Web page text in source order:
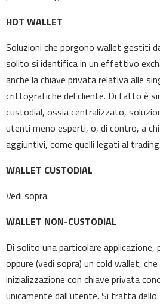
HOT WALLET
Soluzioni che porgono wallet gestiti
solito si identifica in un effettivo
anche la chiave privata relativa alle
crittografiche del cliente. Di fatto è
custodial, ossia centralizzato,
utenti meno esperti, o, di contro, a
aggiuntivi, come quelli legati al trading.
WALLET CUSTODIAL
Vedi sopra.
WALLET NON-CUSTODIAL
Di solito una particolare applicazione,
oppure (vedi sopra) un cold wallet,
inizializzazione con chiave privata
unicamente dall’utente. Si tratta dello